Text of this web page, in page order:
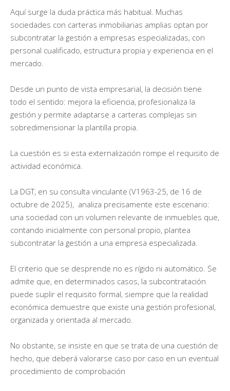
Aquí surge la duda práctica más habitual. Muchas
sociedades con carteras inmobiliarias amplias optan por
subcontratar la gestión a empresas especializadas, con
personal cualificado, estructura propia y experiencia en el
mercado.
Desde un punto de vista empresarial, la decisión tiene
todo el sentido: mejora la eficiencia, profesionaliza la
gestión y permite adaptarse a carteras complejas sin
sobredimensionar la plantilla propia.
La cuestión es si esta externalización rompe el requisito de
actividad económica.
La DGT, en su consulta vinculante (V1963-25, de 16 de
octubre de 2025), analiza precisamente este escenario:
una sociedad con un volumen relevante de inmuebles que,
contando inicialmente con personal propio, plantea
subcontratar la gestión a una empresa especializada.
El criterio que se desprende no es rígido ni automático. Se
admite que, en determinados casos, la subcontratación
puede suplir el requisito formal, siempre que la realidad
económica demuestre que existe una gestión profesional,
organizada y orientada al mercado.
No obstante, se insiste en que se trata de una cuestión de
hecho, que deberá valorarse caso por caso en un eventual
procedimiento de comprobación